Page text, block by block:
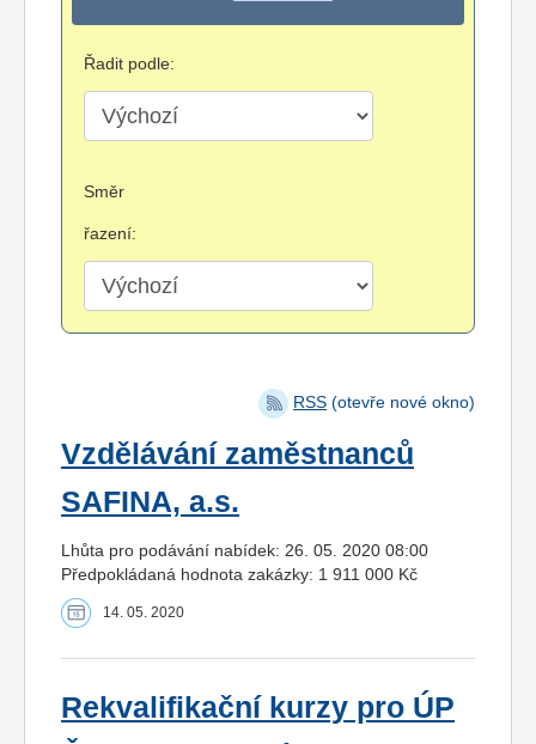
Řadit podle:
Směr
řazení:
RSS (otevře nové okno)
Vzdělávání zaměstnanců
SAFINA, a.s.
Lhůta pro podávání nabídek: 26. 05. 2020 08:00
Předpokládaná hodnota zakázky: 1 911 000 Kč
14. 05. 2020
Rekvalifikační kurzy pro ÚP